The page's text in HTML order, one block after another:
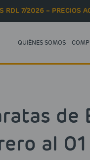
RDL 7/2026 – PRECIOS
QUIÉNES SOMOS
de
al